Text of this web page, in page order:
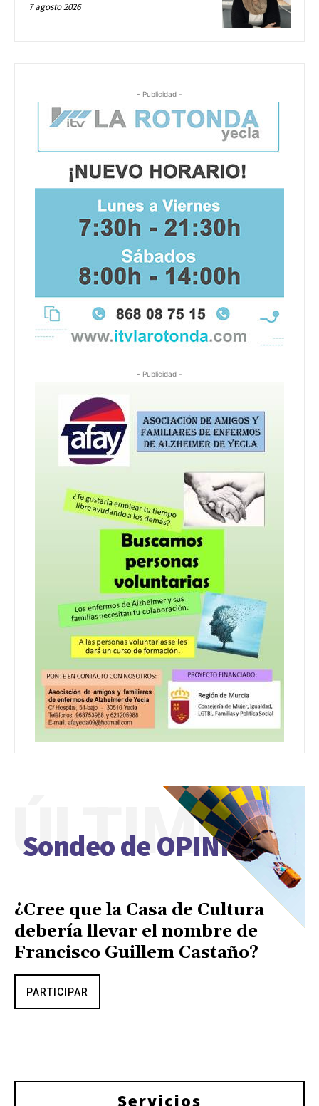
7 agosto 2026
- Publicidad -
- Publicidad -
Sondeo de OPINIÓN
ÚLTIMO
¿Cree que la Casa de Cultura
debería llevar el nombre de
Francisco Guillem Castaño?
PARTICIPAR
Servicios